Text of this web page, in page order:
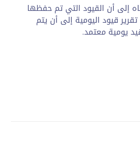
إلى أن القيود التي تم حفظها
قيود اليومية إلى أن يتم
يومية معتمد.